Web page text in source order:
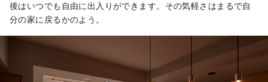
後はいつでも自由に出入りができます。その気軽さはまるで自
分の家に戻るかのよう。